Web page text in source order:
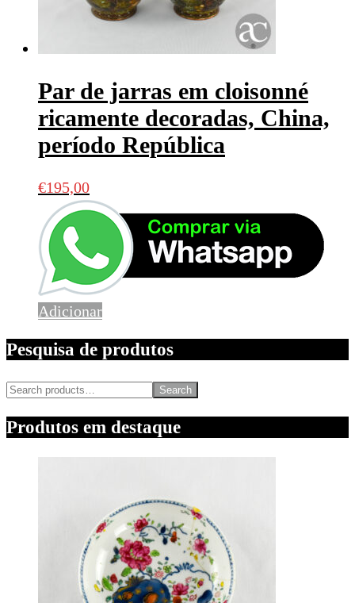
Par de jarras em cloisonné
ricamente decoradas, China,
período República
€195,00
Adicionar
Pesquisa de produtos
Search
Produtos em destaque